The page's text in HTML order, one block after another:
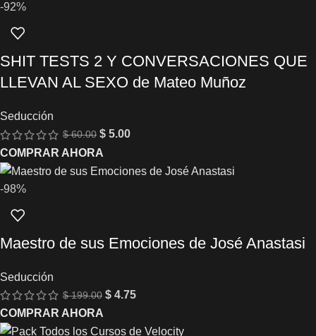
-92%
SHIT TESTS 2 Y CONVERSACIONES QUE
LLEVAN AL SEXO de Mateo Muñoz
Seducción
$60.00 $ 5.00
COMPRAR AHORA
-98%
Maestro de sus Emociones de José Anastasi
Seducción
$199.00 $ 4.75
COMPRAR AHORA